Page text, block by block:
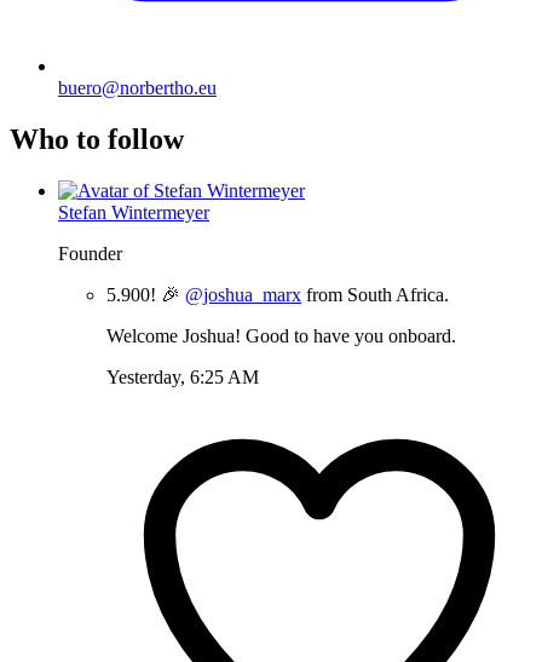
buero@norbertho.eu
Who to follow
Stefan Wintermeyer
Founder
5.900! 🎉 @joshua_marx from South Africa.
Welcome Joshua! Good to have you onboard.
Yesterday, 6:25 AM